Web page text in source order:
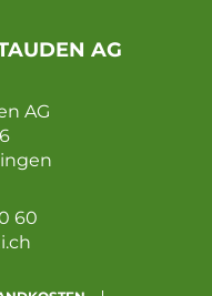
AG
AG
60